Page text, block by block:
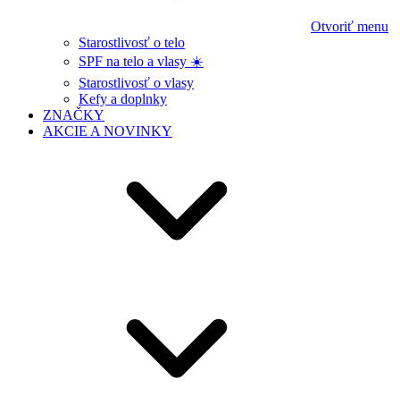
Otvoriť menu
Starostlivosť o telo
SPF na telo a vlasy ☀️
Starostlivosť o vlasy
Kefy a doplnky
ZNAČKY
AKCIE A NOVINKY